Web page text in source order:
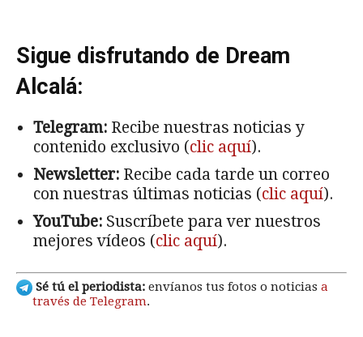
Sigue disfrutando de Dream
Alcalá:
Telegram: Recibe nuestras noticias y
contenido exclusivo (clic aquí).
Newsletter: Recibe cada tarde un correo
con nuestras últimas noticias (clic aquí).
YouTube: Suscríbete para ver nuestros
mejores vídeos (clic aquí).
Sé tú el periodista: envíanos tus fotos o noticias a
través de Telegram.